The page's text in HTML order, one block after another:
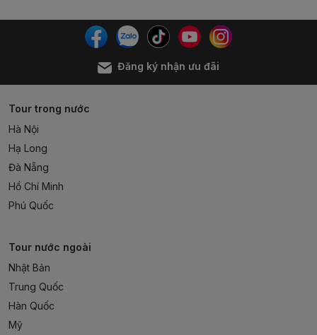
Đăng ký nhận ưu đãi
Tour trong nước
Hà Nội
Hạ Long
Đà Nẵng
Hồ Chí Minh
Phú Quốc
Tour nước ngoài
Nhật Bản
Trung Quốc
Hàn Quốc
Mỹ